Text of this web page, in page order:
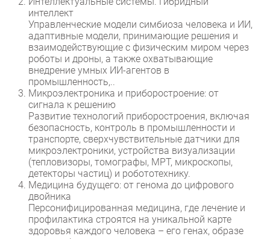
Финансы
Web
Безопасность
Инновации
CIO/Управление ИТ
Гаджеты
Здоровье
РАЗДЕЛЫ
Новости
Аналитика
Интервью
Мероприятия
Проекты
интеллект
Управленческие модели симбиоза человека и ИИ,
адаптивные модели, принимающие решения и
взаимодействующие с физическим миром через
роботы и дроны, а также охватывающие
внедрение умных ИИ-агентов в
промышленность,..
Микроэлектроника и приборостроение: от
сигнала к решению
Развитие технологий приборостроения, включая
безопасность, контроль в промышленности и
транспорте, сверхчувствительные датчики для
микроэлектроники, устройства визуализации
(тепловизоры, томографы, МРТ, микроскопы,
детекторы частиц) и робототехнику.
Медицина будущего: от генома до цифрового
двойника
Персонифицированная медицина, где лечение и
профилактика строятся на уникальной карте
здоровья каждого человека – его генах, образе